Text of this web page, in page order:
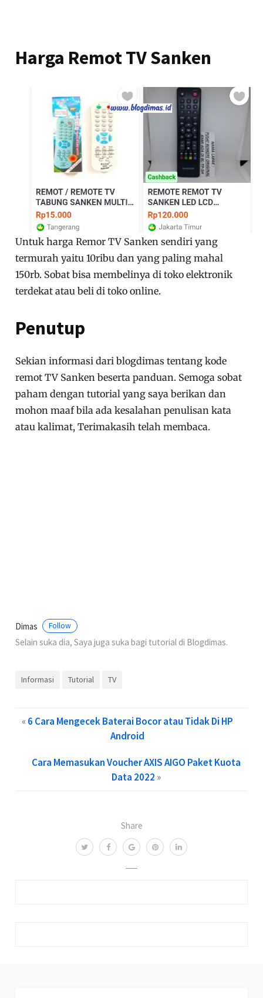
Share
Harga Remot TV Sanken
Untuk harga Remor TV Sanken sendiri yang
termurah yaitu 10ribu dan yang paling mahal
150rb. Sobat bisa membelinya di toko elektronik
terdekat atau beli di toko online.
Penutup
Sekian informasi dari blogdimas tentang kode
remot TV Sanken beserta panduan. Semoga sobat
paham dengan tutorial yang saya berikan dan
mohon maaf bila ada kesalahan penulisan kata
atau kalimat, Terimakasih telah membaca.
Dimas Follow
Selain suka dia, Saya juga suka bagi tutorial di Blogdimas.
Informasi Tutorial TV
«6 Cara Mengecek Baterai Bocor atau Tidak Di HP
Android
Cara Memasukan Voucher AXIS AIGO Paket Kuota
Data 2022 »